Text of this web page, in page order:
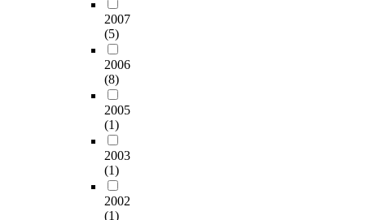
2007
(5)
2006
(8)
2005
(1)
2003
(1)
2002
(1)